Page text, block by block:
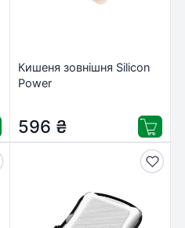
Кишеня зовнішня Silicon
Power
596 ₴